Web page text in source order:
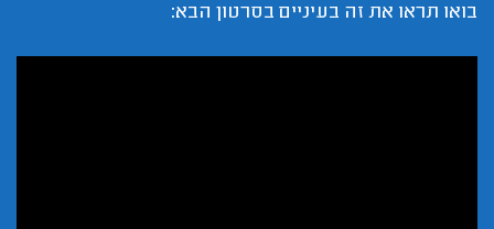
בואו תראו את זה בעיניים בסרטון הבא: